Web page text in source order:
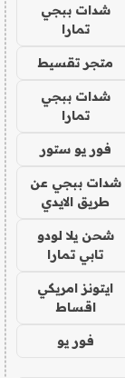
شدات ببجي
تمارا
متجر تقسيط
شدات ببجي
تمارا
فور يو ستور
شدات ببجي عن
طريق الايدي
شحن يلا لودو
تابي تمارا
ايتونز امريكي
اقساط
فور يو